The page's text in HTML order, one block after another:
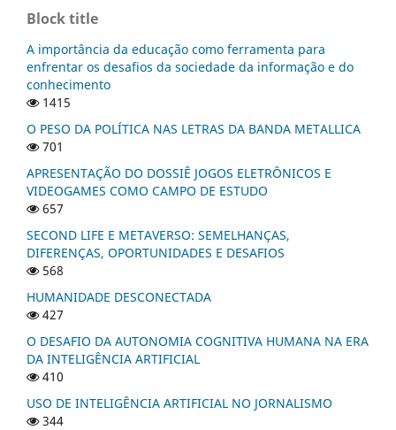
Block title
A importância da educação como ferramenta para
enfrentar os desafios da sociedade da informação e do
conhecimento
1415
O PESO DA POLÍTICA NAS LETRAS DA BANDA METALLICA
701
APRESENTAÇÃO DO DOSSIÊ JOGOS ELETRÔNICOS E
VIDEOGAMES COMO CAMPO DE ESTUDO
657
SECOND LIFE E METAVERSO: SEMELHANÇAS,
DIFERENÇAS, OPORTUNIDADES E DESAFIOS
568
HUMANIDADE DESCONECTADA
427
O DESAFIO DA AUTONOMIA COGNITIVA HUMANA NA ERA
DA INTELIGÊNCIA ARTIFICIAL
410
USO DE INTELIGÊNCIA ARTIFICIAL NO JORNALISMO
344